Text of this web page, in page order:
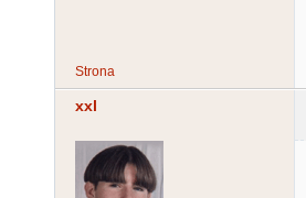
Strona
xxl